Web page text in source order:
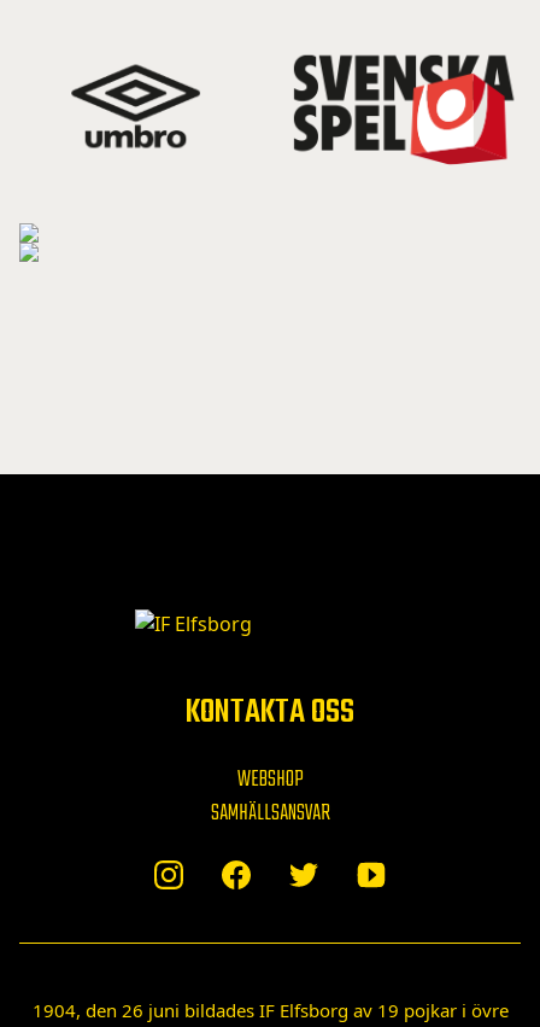
KONTAKTA OSS
WEBSHOP
SAMHÄLLSANSVAR
1904, den 26 juni bildades IF Elfsborg av 19 pojkar i övre